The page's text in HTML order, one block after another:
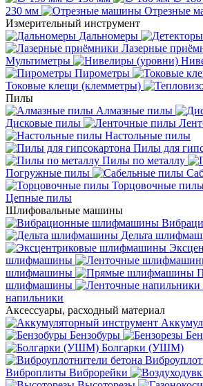
230 мм
Отрезные
Измерительный инструмент
Дальномеры
Лазерные
Мультиметры
Пирометры
Токовые клещи (клемметры)
Пилы
Алмазные пилы
Дисковые пилы
Настольные пилы
Пилы для
Пилы по металлу
Погружные пилы
Торцовочные
Цепные пилы
Шлифовальные машины
Дельта
шлифмашины
шлифмашины
шлифмашины
напильники
Аксессуары, расходный материал
Бензобуры
Болгарки (УШМ)
Виброплиты Виброрейки